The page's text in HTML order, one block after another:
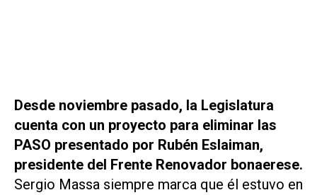
Desde noviembre pasado, la Legislatura
cuenta con un proyecto para eliminar las
PASO presentado por Rubén Eslaiman,
presidente del Frente Renovador bonaerese.
Sergio Massa siempre marca que él estuvo en